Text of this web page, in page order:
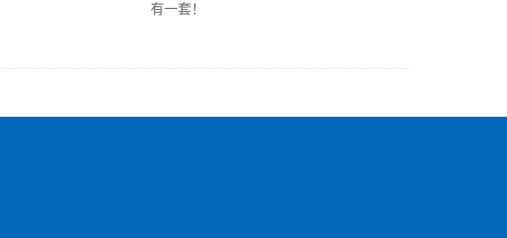
有一套！